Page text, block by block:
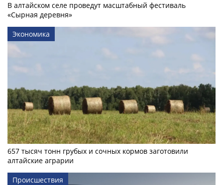
В алтайском селе проведут масштабный фестиваль
«Сырная деревня»
Экономика
657 тысяч тонн грубых и сочных кормов заготовили
алтайские аграрии
Происшествия